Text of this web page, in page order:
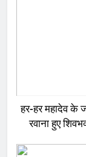
हर-हर महादेव के
रवाना हुए